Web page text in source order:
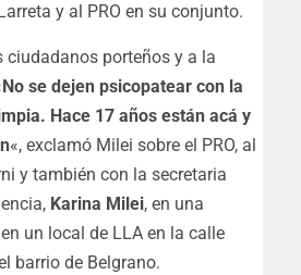
y al PRO en su conjunto.
ciudadanos porteños y a la
No se dejen psicopatear con la
Hace 17 años están acá y
«, exclamó Milei sobre el PRO, al
y también con la secretaria
Karina Milei, en una
un local de LLA en la calle
barrio de Belgrano.